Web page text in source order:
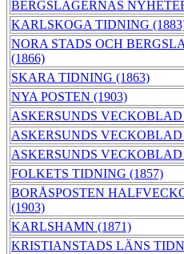
BERGSLAGERNAS
KARLSKOGA TIDNING
NORA STADS OCH
(1866)
SKARA TIDNING (1863)
NYA POSTEN (1903)
ASKERSUNDS VECKOBLAD
ASKERSUNDS VECKOBLAD
ASKERSUNDS VECKOBLAD
FOLKETS TIDNING (1857)
BORÅSPOSTEN
(1903)
KARLSHAMN (1871)
KRISTIANSTADS LÄNS